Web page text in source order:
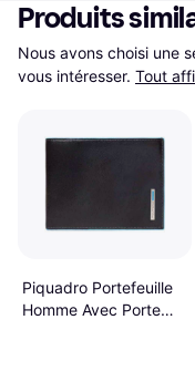
Produits
Nous avons choisi une
vous intéresser. Tout
Piquadro Portefeuille
Homme Avec Porte